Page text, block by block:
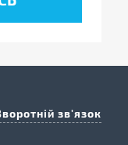
зв'язок